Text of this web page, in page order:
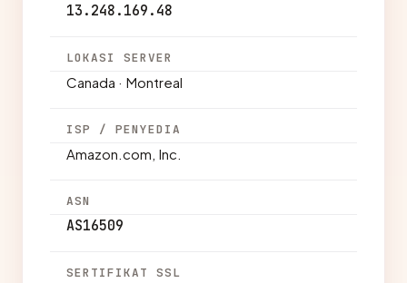
13.248.169.48
LOKASI SERVER
Canada · Montreal
ISP / PENYEDIA
Amazon.com, Inc.
ASN
AS16509
SERTIFIKAT SSL